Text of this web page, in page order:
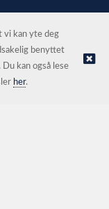
levert av Kréatif
vi kan yte deg
benyttet
kan også lese
her.